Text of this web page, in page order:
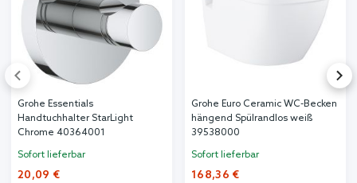
Grohe Essentials
Handtuchhalter StarLight
Chrome 40364001
Sofort lieferbar
20,09 €
Grohe Euro Ceramic WC-Becken
hängend Spülrandlos weiß
39538000
Sofort lieferbar
168,36 €